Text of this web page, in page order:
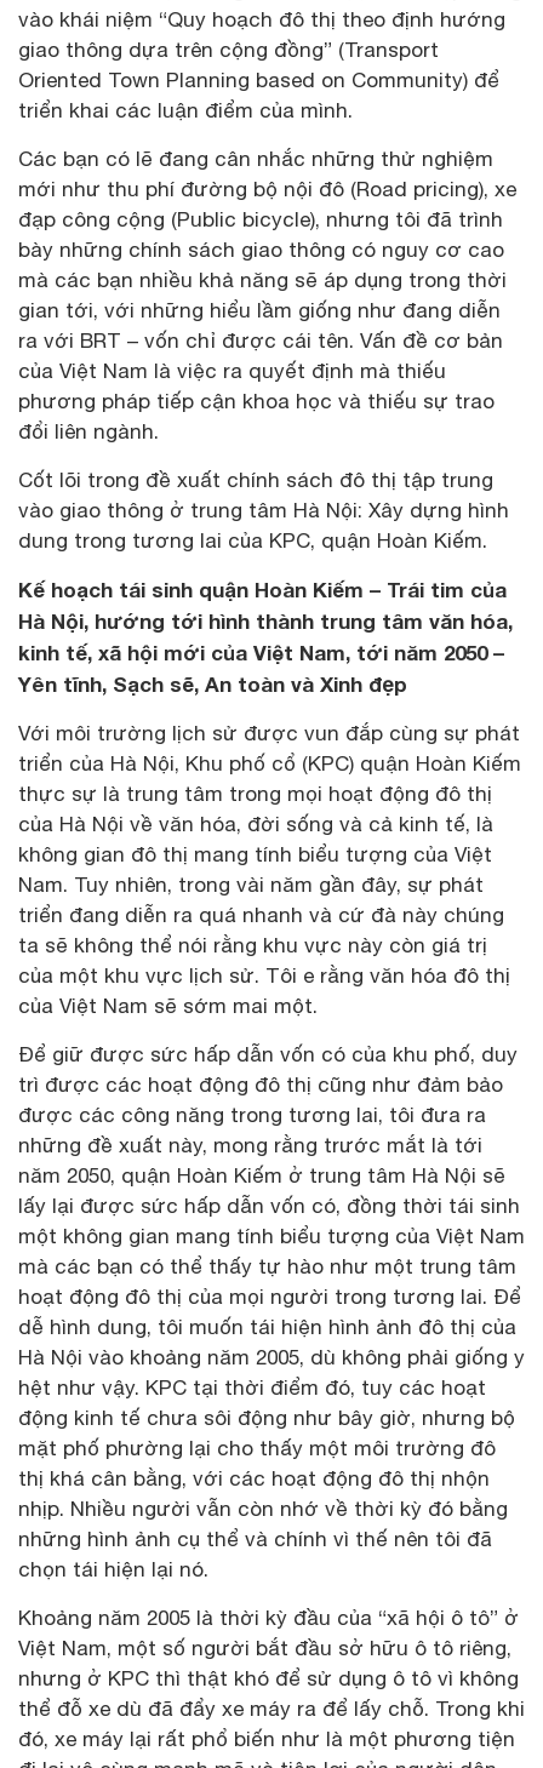
vào khái niệm “Quy hoạch đô thị theo định hướng
giao thông dựa trên cộng đồng” (Transport
Oriented Town Planning based on Community) để
triển khai các luận điểm của mình.
Các bạn có lẽ đang cân nhắc những thử nghiệm
mới như thu phí đường bộ nội đô (Road pricing), xe
đạp công cộng (Public bicycle), nhưng tôi đã trình
bày những chính sách giao thông có nguy cơ cao
mà các bạn nhiều khả năng sẽ áp dụng trong thời
gian tới, với những hiểu lầm giống như đang diễn
ra với BRT – vốn chỉ được cái tên. Vấn đề cơ bản
của Việt Nam là việc ra quyết định mà thiếu
phương pháp tiếp cận khoa học và thiếu sự trao
đổi liên ngành.
Cốt lõi trong đề xuất chính sách đô thị tập trung
vào giao thông ở trung tâm Hà Nội: Xây dựng hình
dung trong tương lai của KPC, quận Hoàn Kiếm.
Kế hoạch tái sinh quận Hoàn Kiếm – Trái tim của
Hà Nội, hướng tới hình thành trung tâm văn hóa,
kinh tế, xã hội mới của Việt Nam, tới năm 2050 –
Yên tĩnh, Sạch sẽ, An toàn và Xinh đẹp
Với môi trường lịch sử được vun đắp cùng sự phát
triển của Hà Nội, Khu phố cổ (KPC) quận Hoàn Kiếm
thực sự là trung tâm trong mọi hoạt động đô thị
của Hà Nội về văn hóa, đời sống và cả kinh tế, là
không gian đô thị mang tính biểu tượng của Việt
Nam. Tuy nhiên, trong vài năm gần đây, sự phát
triển đang diễn ra quá nhanh và cứ đà này chúng
ta sẽ không thể nói rằng khu vực này còn giá trị
của một khu vực lịch sử. Tôi e rằng văn hóa đô thị
của Việt Nam sẽ sớm mai một.
Để giữ được sức hấp dẫn vốn có của khu phố, duy
trì được các hoạt động đô thị cũng như đảm bảo
được các công năng trong tương lai, tôi đưa ra
những đề xuất này, mong rằng trước mắt là tới
năm 2050, quận Hoàn Kiếm ở trung tâm Hà Nội sẽ
lấy lại được sức hấp dẫn vốn có, đồng thời tái sinh
một không gian mang tính biểu tượng của Việt Nam
mà các bạn có thể thấy tự hào như một trung tâm
hoạt động đô thị của mọi người trong tương lai. Để
dễ hình dung, tôi muốn tái hiện hình ảnh đô thị của
Hà Nội vào khoảng năm 2005, dù không phải giống y
hệt như vậy. KPC tại thời điểm đó, tuy các hoạt
động kinh tế chưa sôi động như bây giờ, nhưng bộ
mặt phố phường lại cho thấy một môi trường đô
thị khá cân bằng, với các hoạt động đô thị nhộn
nhịp. Nhiều người vẫn còn nhớ về thời kỳ đó bằng
những hình ảnh cụ thể và chính vì thế nên tôi đã
chọn tái hiện lại nó.
Khoảng năm 2005 là thời kỳ đầu của “xã hội ô tô” ở
Việt Nam, một số người bắt đầu sở hữu ô tô riêng,
nhưng ở KPC thì thật khó để sử dụng ô tô vì không
thể đỗ xe dù đã đẩy xe máy ra để lấy chỗ. Trong khi
đó, xe máy lại rất phổ biến như là một phương tiện